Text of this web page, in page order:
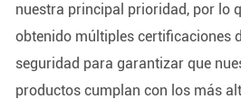
nuestra principal prioridad, por lo
obtenido múltiples certificaciones
seguridad para garantizar que
productos cumplan con los más